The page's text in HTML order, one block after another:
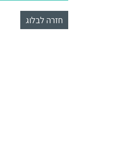
חזרה לבלוג